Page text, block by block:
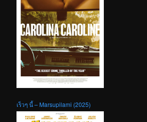
เร็วๆ นี้ – Marsupilami (2025)